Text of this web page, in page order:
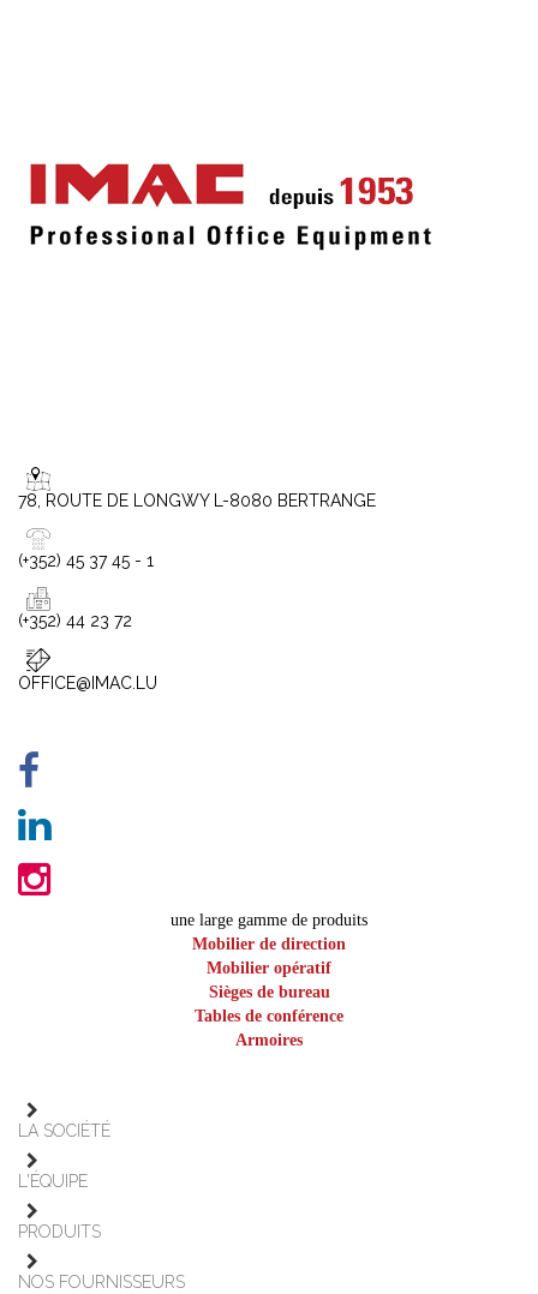
78, ROUTE DE LONGWY L-8080 BERTRANGE
(+352) 45 37 45 - 1
(+352) 44 23 72
OFFICE@IMAC.LU
une large gamme de produits
Mobilier de direction
Mobilier opératif
Sièges de bureau
Tables de conférence
Armoires
LA SOCIÉTÉ
L'ÉQUIPE
PRODUITS
NOS FOURNISSEURS